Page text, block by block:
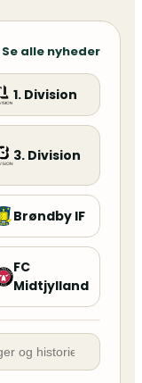
Se alle nyheder
1. Division
3. Division
Brøndby IF
FC
Midtjylland